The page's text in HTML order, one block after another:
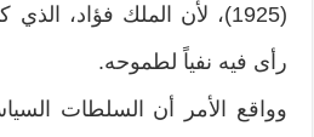
(1925)، لأن الملك فؤاد،
رأى فيه نفياً لطموحه.
وواقع الأمر أن السلطات